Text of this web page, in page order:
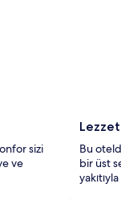
sizi
ve
Bu
bir üst